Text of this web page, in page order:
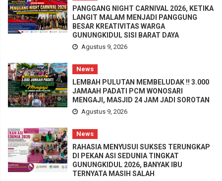
PANGGANG NIGHT CARNIVAL 2026, KETIKA
LANGIT MALAM MENJADI PANGGUNG
BESAR KREATIVITAS WARGA
GUNUNGKIDUL SISI BARAT DAYA
Agustus 9, 2026
News
LEMBAH PULUTAN MEMBELUDAK !! 3.000
JAMAAH PADATI PCM WONOSARI
MENGAJI, MASJID 24 JAM JADI SOROTAN
Agustus 9, 2026
News
RAHASIA MENYUSUI SUKSES TERUNGKAP
DI PEKAN ASI SEDUNIA TINGKAT
GUNUNGKIDUL 2026, BANYAK IBU
TERNYATA MASIH SALAH